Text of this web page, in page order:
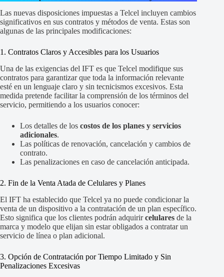
Las nuevas disposiciones impuestas a Telcel incluyen cambios
significativos en sus contratos y métodos de venta. Estas son
algunas de las principales modificaciones:
1. Contratos Claros y Accesibles para los Usuarios
Una de las exigencias del IFT es que Telcel modifique sus
contratos para garantizar que toda la información relevante
esté en un lenguaje claro y sin tecnicismos excesivos. Esta
medida pretende facilitar la comprensión de los términos del
servicio, permitiendo a los usuarios conocer:
Los detalles de los costos de los planes y servicios
adicionales.
Las políticas de renovación, cancelación y cambios de
contrato.
Las penalizaciones en caso de cancelación anticipada.
2. Fin de la Venta Atada de Celulares y Planes
El IFT ha establecido que Telcel ya no puede condicionar la
venta de un dispositivo a la contratación de un plan específico.
Esto significa que los clientes podrán adquirircelulares de la
marca y modelo que elijan sin estar obligados a contratar un
servicio de línea o plan adicional.
3. Opción de Contratación por Tiempo Limitado y Sin
Penalizaciones Excesivas